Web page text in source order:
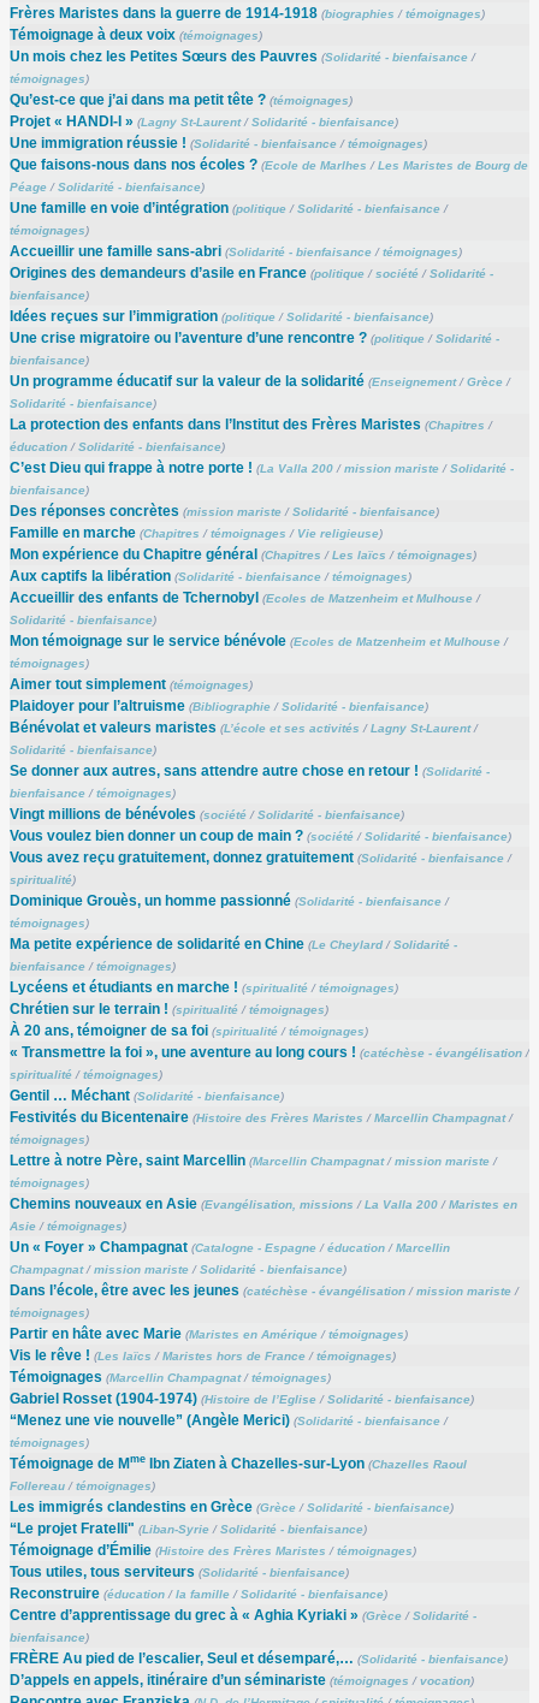
Frères Maristes dans la guerre de 1914-1918 (biographies /témoignages)
Témoignage à deux voix (témoignages)
Un mois chez les Petites Sœurs des Pauvres (Solidarité - bienfaisance/
témoignages)
Qu’est-ce que j’ai dans ma petit tête ? (témoignages)
Projet « HANDI-I » (Lagny St-Laurent/Solidarité - bienfaisance)
Une immigration réussie ! (Solidarité - bienfaisance/témoignages)
Que faisons-nous dans nos écoles ? (Ecole de Marlhes /Les Maristes de Bourg de
Péage/Solidarité - bienfaisance)
Une famille en voie d’intégration (politique/Solidarité - bienfaisance/
témoignages)
Accueillir une famille sans-abri (Solidarité - bienfaisance/témoignages)
Origines des demandeurs d’asile en France (politique/ société/Solidarité -
bienfaisance)
Idées reçues sur l’immigration (politique/Solidarité - bienfaisance)
Une crise migratoire ou l’aventure d’une rencontre ? (politique/Solidarité -
bienfaisance)
Un programme éducatif sur la valeur de la solidarité (Enseignement/Grèce/
Solidarité - bienfaisance)
La protection des enfants dans l’Institut des Frères Maristes (Chapitres /
éducation/Solidarité - bienfaisance)
C’est Dieu qui frappe à notre porte ! (La Valla 200/mission mariste/Solidarité -
bienfaisance)
Des réponses concrètes (mission mariste/Solidarité - bienfaisance)
Famille en marche (Chapitres /témoignages / Vie religieuse)
Mon expérience du Chapitre général (Chapitres /Les laïcs /témoignages)
Aux captifs la libération (Solidarité - bienfaisance/témoignages)
Accueillir des enfants de Tchernobyl (Ecoles de Matzenheim et Mulhouse/
Solidarité - bienfaisance)
Mon témoignage sur le service bénévole (Ecoles de Matzenheim et Mulhouse/
témoignages)
Aimer tout simplement (témoignages)
Plaidoyer pour l’altruisme (Bibliographie/Solidarité - bienfaisance)
Bénévolat et valeurs maristes (L’école et ses activités /Lagny St-Laurent/
Solidarité - bienfaisance)
Se donner aux autres, sans attendre autre chose en retour ! (Solidarité -
bienfaisance/témoignages)
Vingt millions de bénévoles (société/Solidarité - bienfaisance)
Vous voulez bien donner un coup de main ? (société/Solidarité - bienfaisance)
Vous avez reçu gratuitement, donnez gratuitement (Solidarité - bienfaisance/
spiritualité)
Dominique Grouès, un homme passionné (Solidarité - bienfaisance/
témoignages)
Ma petite expérience de solidarité en Chine (Le Cheylard/Solidarité -
bienfaisance/témoignages)
Lycéens et étudiants en marche ! (spiritualité/témoignages)
Chrétien sur le terrain ! (spiritualité/témoignages)
À 20 ans, témoigner de sa foi (spiritualité/témoignages)
« Transmettre la foi », une aventure au long cours ! (catéchèse - évangélisation/
spiritualité/témoignages)
Gentil … Méchant (Solidarité - bienfaisance)
Festivités du Bicentenaire (Histoire des Frères Maristes /Marcellin Champagnat/
témoignages)
Lettre à notre Père, saint Marcellin (Marcellin Champagnat/mission mariste/
témoignages)
Chemins nouveaux en Asie (Evangélisation, missions /La Valla 200/Maristes en
Asie/témoignages)
Un « Foyer » Champagnat (Catalogne - Espagne/éducation/Marcellin
Champagnat/mission mariste/Solidarité - bienfaisance)
Dans l’école, être avec les jeunes (catéchèse - évangélisation/mission mariste/
témoignages)
Partir en hâte avec Marie (Maristes en Amérique/témoignages)
Vis le rêve ! (Les laïcs /Maristes hors de France/témoignages)
Témoignages (Marcellin Champagnat/témoignages)
Gabriel Rosset (1904-1974) (Histoire de l’Eglise/Solidarité - bienfaisance)
“Menez une vie nouvelle” (Angèle Merici) (Solidarité - bienfaisance/
témoignages)
Témoignage de MmeIbn Ziaten à Chazelles-sur-Lyon (Chazelles Raoul
Follereau/témoignages)
Les immigrés clandestins en Grèce (Grèce/Solidarité - bienfaisance)
“Le projet Fratelli" (Liban-Syrie/Solidarité - bienfaisance)
Témoignage d’Émilie (Histoire des Frères Maristes /témoignages)
Tous utiles, tous serviteurs (Solidarité - bienfaisance)
Reconstruire (éducation/la famille/Solidarité - bienfaisance)
Centre d’apprentissage du grec à « Aghia Kyriaki » (Grèce/Solidarité -
bienfaisance)
FRÈRE Au pied de l’escalier, Seul et désemparé,… (Solidarité - bienfaisance)
D’appels en appels, itinéraire d’un séminariste (témoignages /vocation)